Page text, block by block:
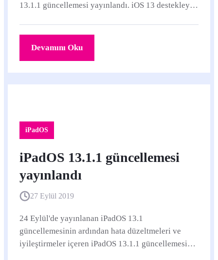
13.1.1 güncellemesi yayınlandı. iOS 13 destekleyen
Devamını Oku
iPadOS
iPadOS 13.1.1 güncellemesi
yayınlandı
27 Eylül 2019
24 Eylül'de yayınlanan iPadOS 13.1
güncellemesinin ardından hata düzeltmeleri ve
iyileştirmeler içeren iPadOS 13.1.1 güncellemesi